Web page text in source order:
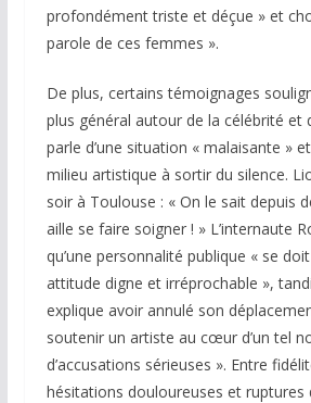
profondément triste et déçue » et
parole de ces femmes ».
De plus, certains témoignages
plus général autour de la célébrité et
parle d’une situation « malaisante »
milieu artistique à sortir du silence.
soir à Toulouse : « On le sait depuis
aille se faire soigner ! » L’internaute
qu’une personnalité publique « se
attitude digne et irréprochable »,
explique avoir annulé son
soutenir un artiste au cœur d’un tel
d’accusations sérieuses ». Entre
hésitations douloureuses et ruptures